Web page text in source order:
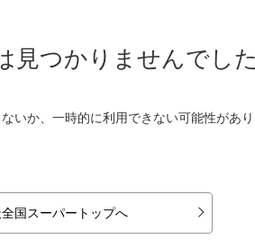
見つかりませんでした
いか、一時的に利用できない可能性があり
国スーパートップへ